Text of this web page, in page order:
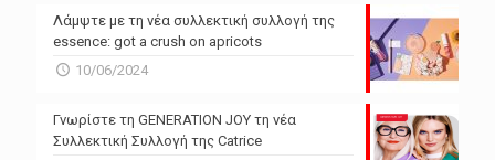
Λάμψτε με τη νέα συλλεκτική συλλογή της
essence: got a crush on apricots
10/06/2024
Γνωρίστε τη GENERATION JOY τη νέα
Συλλεκτική Συλλογή της Catrice